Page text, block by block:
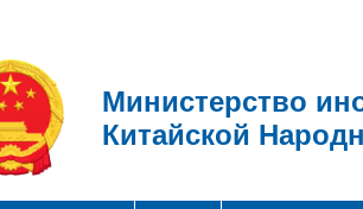
Министерство
Китайской